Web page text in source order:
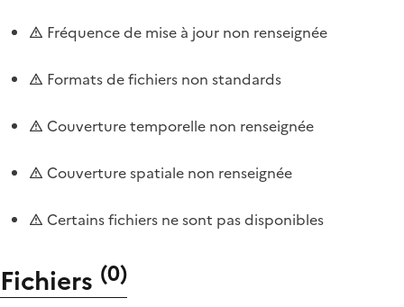
Fréquence de mise à jour non renseignée
Formats de fichiers non standards
Couverture temporelle non renseignée
Couverture spatiale non renseignée
Certains fichiers ne sont pas disponibles
Fichiers (0)